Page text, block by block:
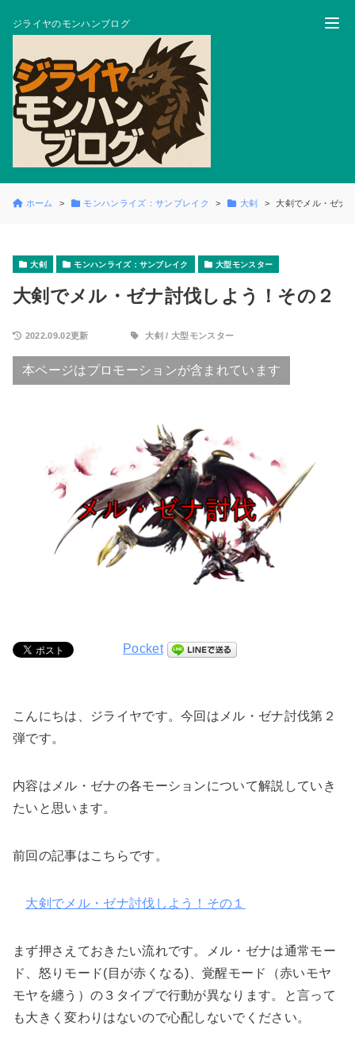
ジライヤのモンハンブログ
ホーム モンハンライズ：サンブレイク 大剣 大剣でメル・ゼナ
大剣 モンハンライズ：サンブレイク 大型モンスター
大剣でメル・ゼナ討伐しよう！その２
2022.09.02更新 大剣 / 大型モンスター
本ページはプロモーションが含まれています
Pocket
こんにちは、ジライヤです。今回はメル・ゼナ討伐第２
弾です。
内容はメル・ゼナの各モーションについて解説していき
たいと思います。
前回の記事はこちらです。
大剣でメル・ゼナ討伐しよう！その１
まず押さえておきたい流れです。メル・ゼナは通常モー
ド、怒りモード(目が赤くなる)、覚醒モード（赤いモヤ
モヤを纏う）の３タイプで行動が異なります。と言って
も大きく変わりはないので心配しないでください。